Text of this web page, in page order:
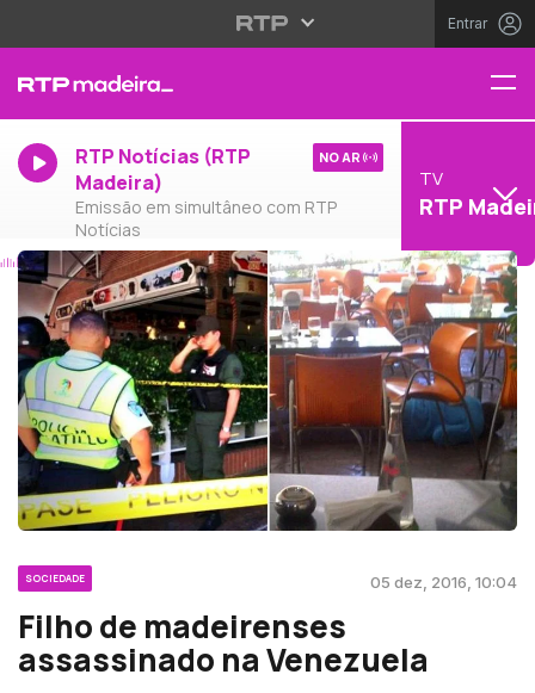
Entrar
RTP Notícias (RTP
Madeira)
Emissão em simultâneo com RTP
Notícias
NO AR
TV
RTP
SOCIEDADE 05 dez, 2016, 10:04
Filho de madeirenses
assassinado na Venezuela